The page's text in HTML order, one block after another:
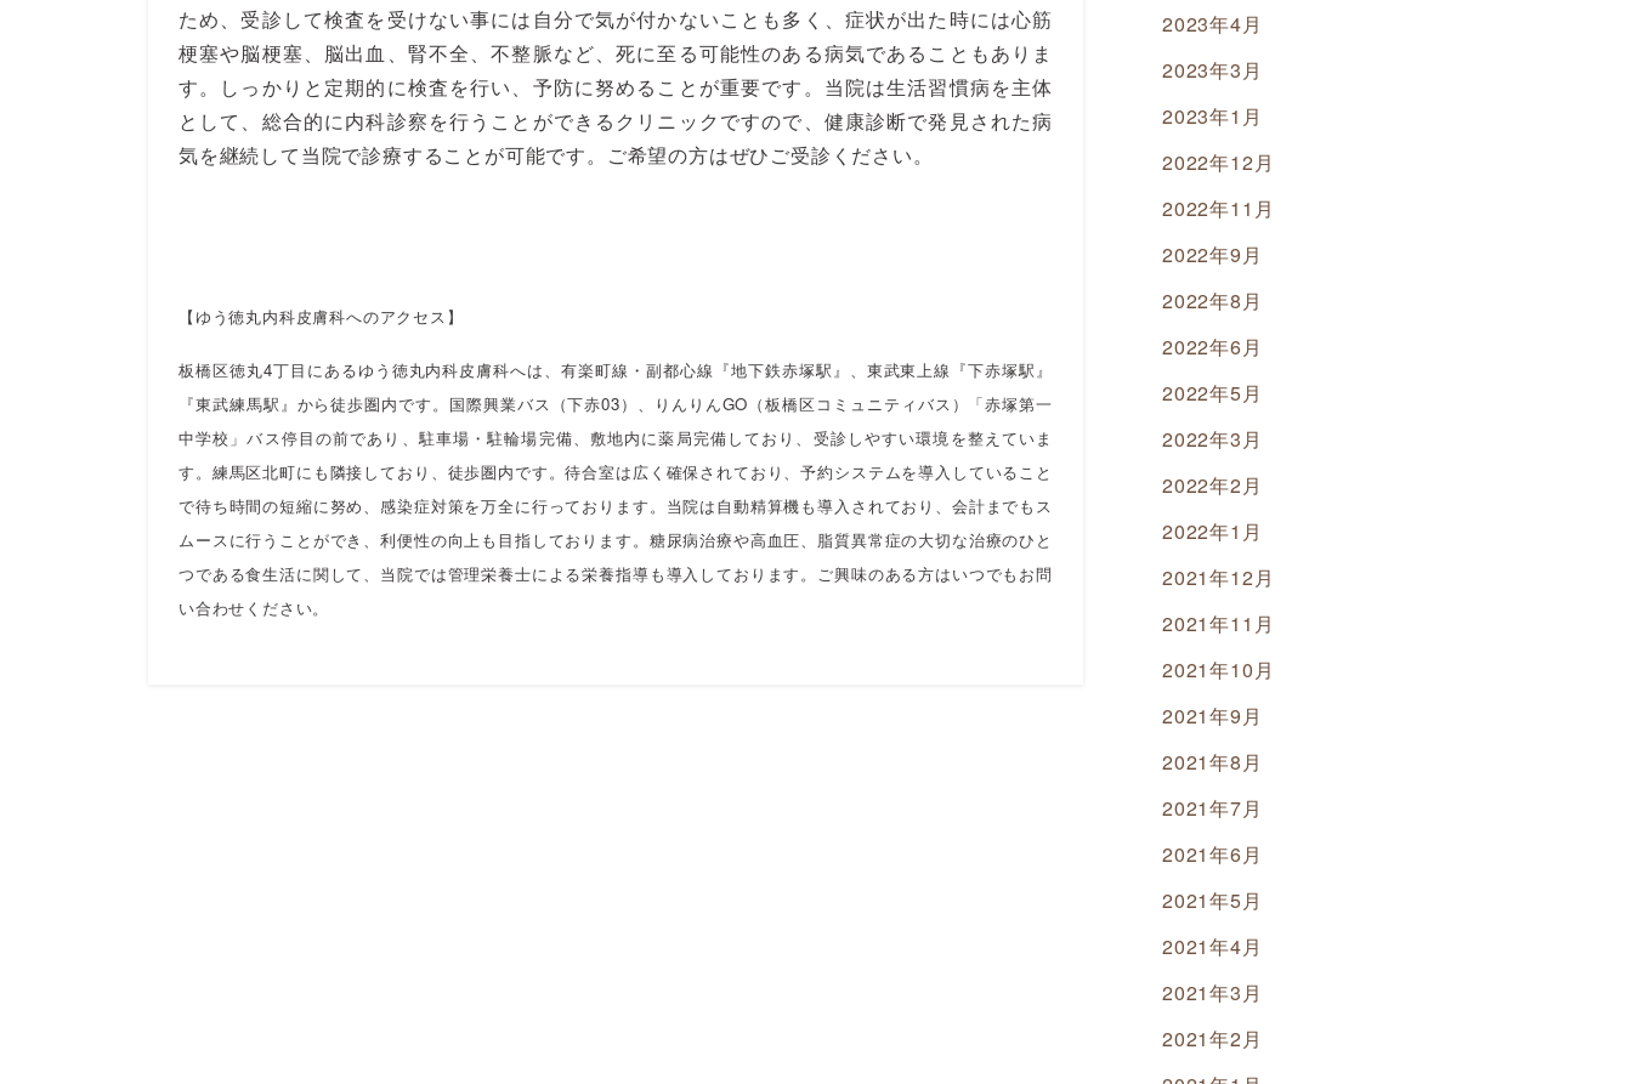
ため、受診して検査を受けない事には自分で気が付かないことも多く、症状が出た時には心筋
梗塞や脳梗塞、脳出血、腎不全、不整脈など、死に至る可能性のある病気であることもありま
す。しっかりと定期的に検査を行い、予防に努めることが重要です。当院は生活習慣病を主体
として、総合的に内科診察を行うことができるクリニックですので、健康診断で発見された病
気を継続して当院で診療することが可能です。ご希望の方はぜひご受診ください。
【ゆう徳丸内科皮膚科へのアクセス】
板橋区徳丸4丁目にあるゆう徳丸内科皮膚科へは、有楽町線・副都心線『地下鉄赤塚駅』、東武東上線『下赤塚駅』
『東武練馬駅』から徒歩圏内です。国際興業バス（下赤03）、りんりんGO（板橋区コミュニティバス）「赤塚第一
中学校」バス停目の前であり、駐車場・駐輪場完備、敷地内に薬局完備しており、受診しやすい環境を整えていま
す。練馬区北町にも隣接しており、徒歩圏内です。待合室は広く確保されており、予約システムを導入していること
で待ち時間の短縮に努め、感染症対策を万全に行っております。当院は自動精算機も導入されており、会計までもス
ムースに行うことができ、利便性の向上も目指しております。糖尿病治療や高血圧、脂質異常症の大切な治療のひと
つである食生活に関して、当院では管理栄養士による栄養指導も導入しております。ご興味のある方はいつでもお問
い合わせください。
2023年4月
2023年3月
2023年1月
2022年12月
2022年11月
2022年9月
2022年8月
2022年6月
2022年5月
2022年3月
2022年2月
2022年1月
2021年12月
2021年11月
2021年10月
2021年9月
2021年8月
2021年7月
2021年6月
2021年5月
2021年4月
2021年3月
2021年2月